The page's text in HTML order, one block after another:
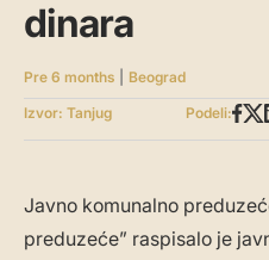
dinara
Pre 6 months Beograd
Izvor: Tanjug
Podeli:
Javno komunalno
preduzeće” raspisalo je